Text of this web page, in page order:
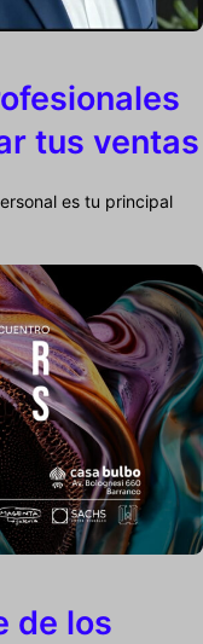
tus ventas
es tu principal
de los